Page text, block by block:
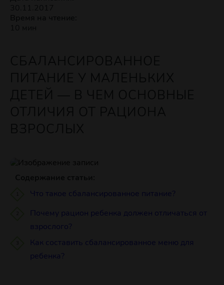
Что такое сбалансированное питание?
Почему рацион ребенка должен отличаться от
взрослого?
Как составить сбалансированное меню для
ребенка?